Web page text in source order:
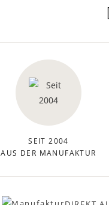
SEIT 2004
AUS DER MANUFAKTUR